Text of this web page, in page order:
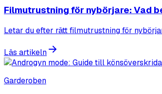
Filmutrustning för nybörjare: Vad
Letar du efter rätt filmutrustning för
Läs artikeln
Garderoben